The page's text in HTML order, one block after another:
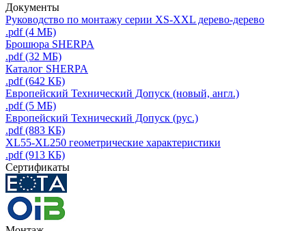
Документы
Руководство по монтажу серии XS-XXL дерево-дерево
.pdf (4 МБ)
Брошюра SHERPA
.pdf (32 МБ)
Каталог SHERPA
.pdf (642 КБ)
Европейский Технический Допуск (новый, англ.)
.pdf (5 МБ)
Европейский Технический Допуск (рус.)
.pdf (883 КБ)
XL55-XL250 геометрические характеристики
.pdf (913 КБ)
Сертификаты